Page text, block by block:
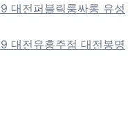
대전퍼블릭룸싸롱 유성
대전유흥주점 대전봉명